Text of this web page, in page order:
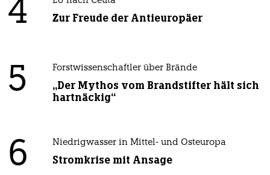
4 Zur Freude der Antieuropäer
5 Forstwissenschaftler über Brände
„Der Mythos vom Brandstifter hält sich
hartnäckig“
6 Niedrigwasser in Mittel- und Osteuropa
Stromkrise mit Ansage